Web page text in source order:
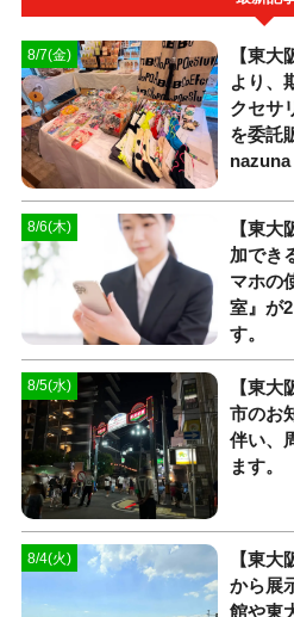
8/7(金)
【東
より、
クセサ
を委託
nazuna
8/6(木)
【東
加でき
マホの
室』が
す。
8/5(水)
【東
市のお
伴い、
ます。
8/4(火)
【東
から展
館や東